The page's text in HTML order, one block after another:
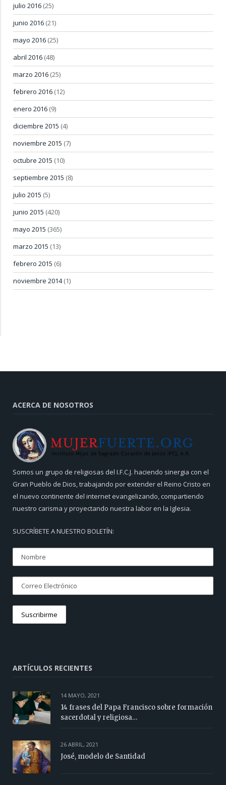
julio 2016 (25)
junio 2016 (21)
mayo 2016 (25)
abril 2016 (48)
marzo 2016 (25)
febrero 2016 (12)
enero 2016 (9)
diciembre 2015 (4)
noviembre 2015 (7)
octubre 2015 (10)
septiembre 2015 (8)
julio 2015 (5)
junio 2015 (420)
mayo 2015 (365)
marzo 2015 (13)
febrero 2015 (6)
noviembre 2014(1)
ACERCA DE NOSOTROS
Somos un grupo de religiosas del I.F.C.J. haciendo sinergia con el
Gran Pueblo de Dios, trabajando por extender el Reino Cristo en
el nuevo continente del internet evangelizando, compartiendo
nuestro carisma y proyectando nuestra labor en la Iglesia.
SUSCRÍBETE A NUESTRO BOLETÍN:
ARTÍCULOS RECIENTES
14 MAYO, 2021
14 frases del Papa Francisco sobre formación
sacerdotal y religiosa…
26 ABRIL, 2021
José, modelo de Santidad